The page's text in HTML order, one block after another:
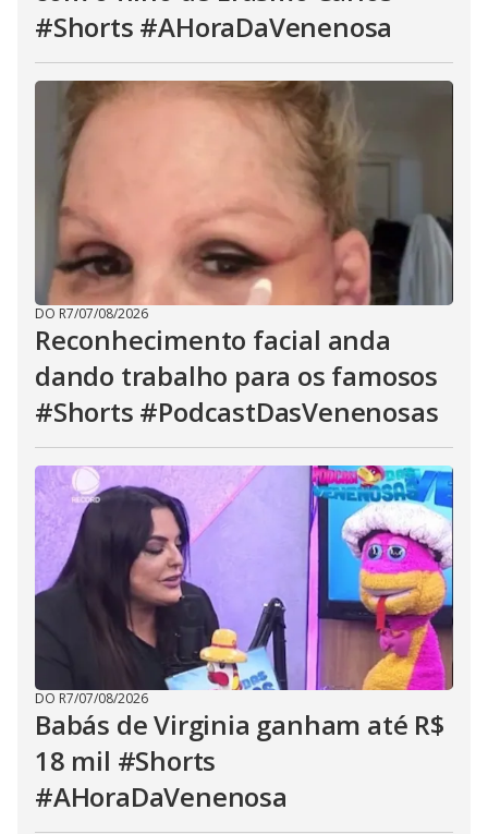
#Shorts #AHoraDaVenenosa
DO R7/07/08/2026
Reconhecimento facial anda
dando trabalho para os famosos
#Shorts #PodcastDasVenenosas
DO R7/07/08/2026
Babás de Virginia ganham até R$
18 mil #Shorts
#AHoraDaVenenosa